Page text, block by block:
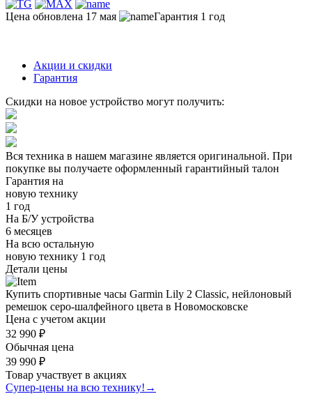
Цена обновлена 17 мая Гарантия 1 год
Акции и скидки
Гарантия
Скидки на новое устройство могут получить:
Вся техника в нашем магазине является оригинальной. При
покупке вы получаете оформленный гарантийный талон
Гарантия на
новую технику
1 год
На Б/У устройства
6 месяцев
На всю остальную
новую технику 1 год
Детали цены
Купить спортивные часы Garmin Lily 2 Classic, нейлоновый
ремешок серо-шалфейного цвета в Новомосковске
Цена с учетом акции
32 990 ₽
Обычная цена
39 990 ₽
Товар участвует в акциях
Супер-цены на всю технику! →